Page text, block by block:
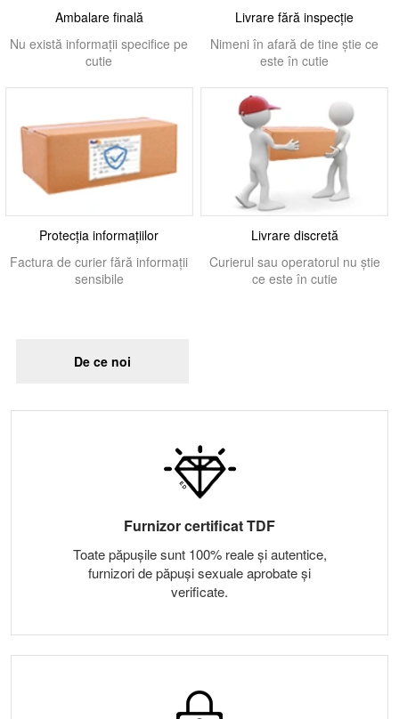
Ambalare finală
Nu există informații specifice pe
cutie
Livrare fără inspecție
Nimeni în afară de tine știe ce
este în cutie
Protecția informațiilor
Factura de curier fără informații
sensibile
Livrare discretă
Curierul sau operatorul nu știe
ce este în cutie
De ce noi
Furnizor certificat TDF
Toate păpușile sunt 100% reale și autentice,
furnizori de păpuși sexuale aprobate și
verificate.